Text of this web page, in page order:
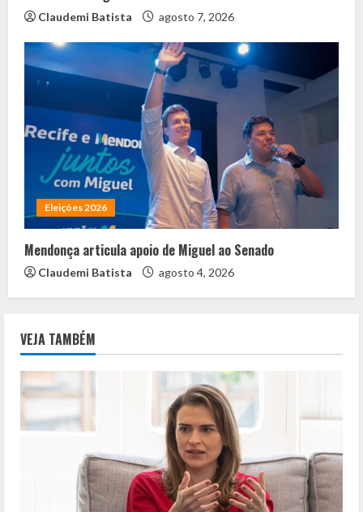
Claudemi Batista agosto 7, 2026
Eleições 2026
Mendonça articula apoio de Miguel ao Senado
Claudemi Batista agosto 4, 2026
VEJA TAMBÉM